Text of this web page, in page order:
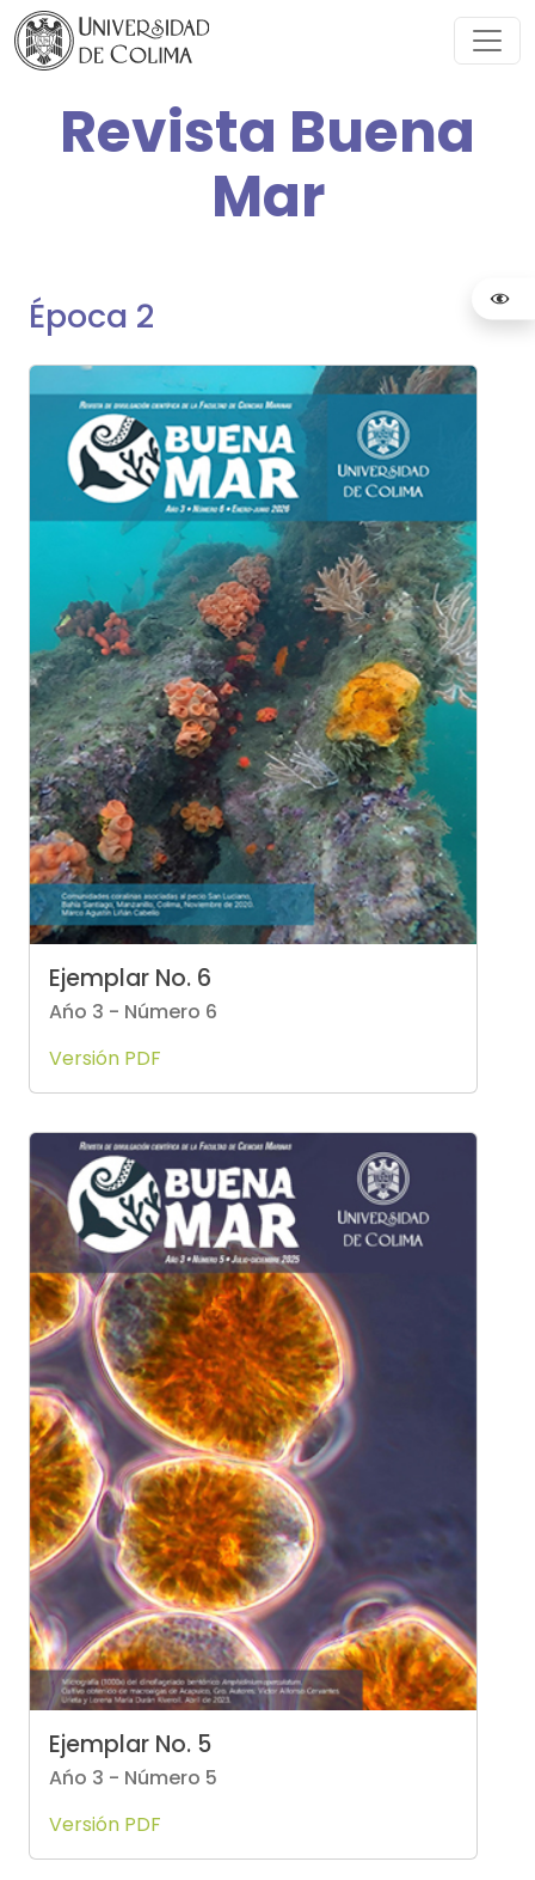
Revista Buena
Mar
Época 2
Ejemplar No. 6
Ańo 3 - Número 6
Versión PDF
Ejemplar No. 5
Ańo 3 - Número 5
Versión PDF